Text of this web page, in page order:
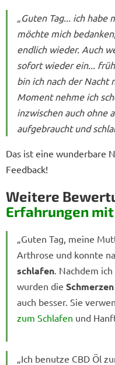
„Guten Tag... ich habe
möchte mich
endlich wieder. Auch
sofort wieder ein...
bin ich nach der Nacht
Moment nehme ich
inzwischen auch ohne
aufgebraucht und
Das ist eine wunderbare
Feedback!
Weitere
Erfahrungen mit
„Guten Tag, meine
Arthrose und konnte
schlafen . Nachdem
wurden die
auch besser. Sie
zum Schlafen und
„Ich benutze CBD Öl